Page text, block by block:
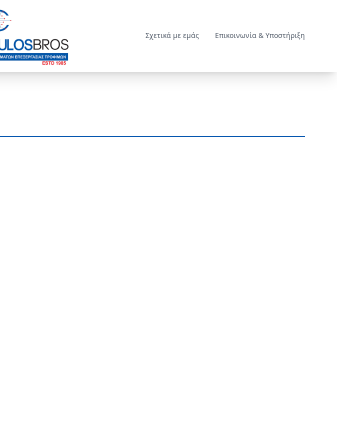
Σχετικά με εμάς Επικοινωνία & Υποστήριξη